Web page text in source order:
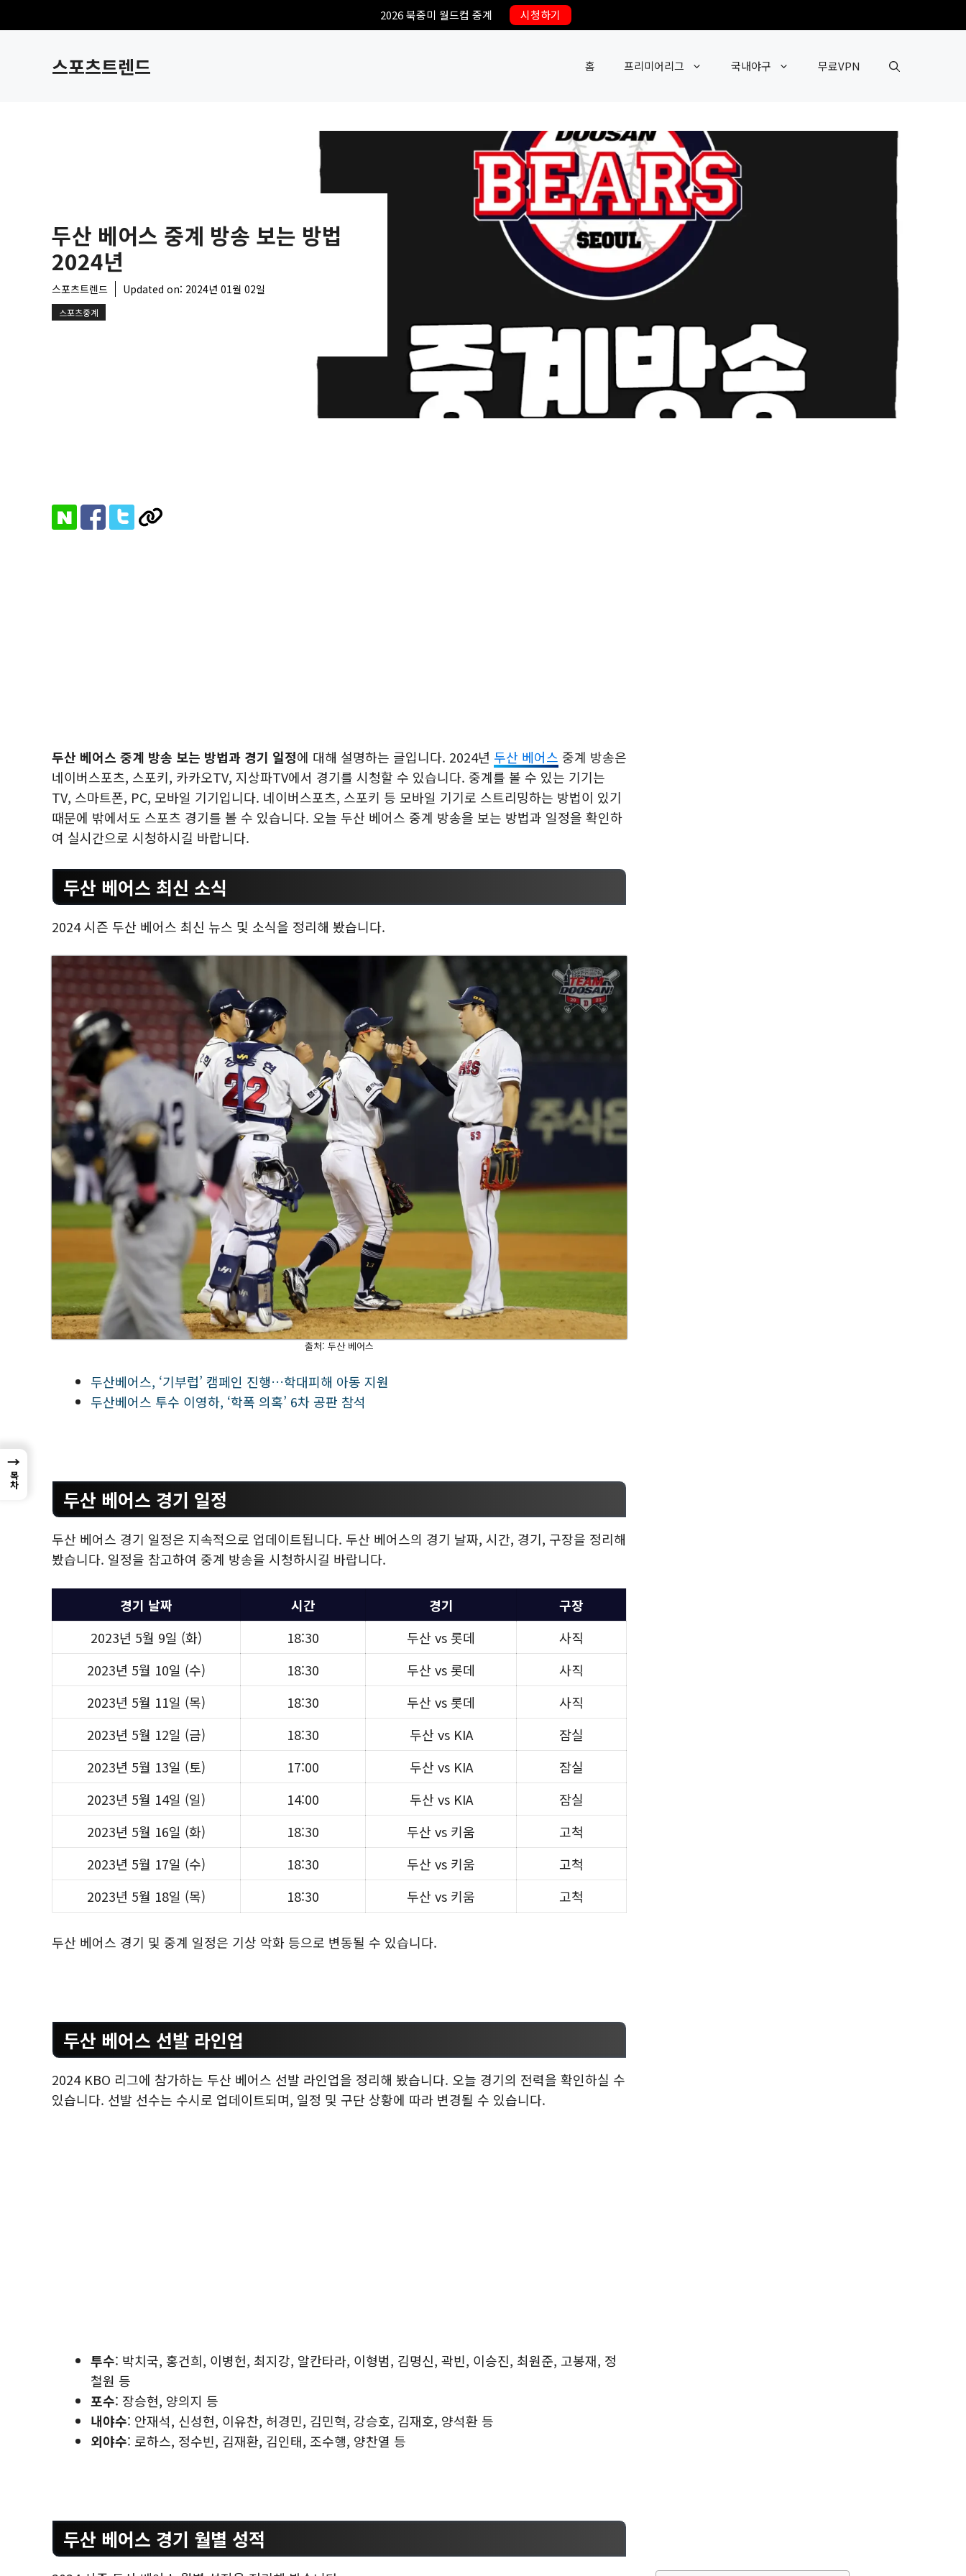
텐
2026 북중미 월드컵 중계 시청하기
스포츠트렌드 홈 프리미어리그 국내야구 무료VPN
두산 베어스 중계 방송 보는 방법
2024년
스포츠트렌드 Updated on: 2024년 01월 02일
스포츠중계
두산 베어스 중계 방송 보는 방법과 경기 일정에 대해 설명하는 글입니다. 2024년 두산 베어스 중계 방송은
네이버스포츠, 스포키, 카카오TV, 지상파TV에서 경기를 시청할 수 있습니다. 중계를 볼 수 있는 기기는
TV, 스마트폰, PC, 모바일 기기입니다. 네이버스포츠, 스포키 등 모바일 기기로 스트리밍하는 방법이 있기
때문에 밖에서도 스포츠 경기를 볼 수 있습니다. 오늘 두산 베어스 중계 방송을 보는 방법과 일정을 확인하
여 실시간으로 시청하시길 바랍니다.
두산 베어스 최신 소식
2024 시즌 두산 베어스 최신 뉴스 및 소식을 정리해 봤습니다.
출처: 두산 베어스
두산베어스, ‘기부럽’ 캠페인 진행…학대피해 아동 지원
두산베어스 투수 이영하, ‘학폭 의혹’ 6차 공판 참석
두산 베어스 경기 일정
두산 베어스 경기 일정은 지속적으로 업데이트됩니다. 두산 베어스의 경기 날짜, 시간, 경기, 구장을 정리해
봤습니다. 일정을 참고하여 중계 방송을 시청하시길 바랍니다.
경기 날짜 시간 경기
구장
2023년 5월 9일 (화)
18:30 두산 vs 롯데
사직
2023년 5월 10일 (수)
18:30 두산 vs 롯데
사직
2023년 5월 11일 (목)
18:30 두산 vs 롯데
사직
2023년 5월 12일 (금)
18:30 두산 vs KIA
잠실
2023년 5월 13일 (토)
17:00 두산 vs KIA
잠실
2023년 5월 14일 (일)
14:00 두산 vs KIA
잠실
2023년 5월 16일 (화)
18:30 두산 vs 키움
고척
2023년 5월 17일 (수)
18:30 두산 vs 키움
고척
2023년 5월 18일 (목)
18:30 두산 vs 키움 고척
두산 베어스 경기 및 중계 일정은 기상 악화 등으로 변동될 수 있습니다.
두산 베어스 선발 라인업
2024 KBO 리그에 참가하는 두산 베어스 선발 라인업을 정리해 봤습니다. 오늘 경기의 전력을 확인하실 수
있습니다. 선발 선수는 수시로 업데이트되며, 일정 및 구단 상황에 따라 변경될 수 있습니다.
투수: 박치국, 홍건희, 이병헌, 최지강, 알칸타라, 이형범, 김명신, 곽빈, 이승진, 최원준, 고봉재, 정
철원 등
포수: 장승현, 양의지 등
내야수: 안재석, 신성현, 이유찬, 허경민, 김민혁, 강승호, 김재호, 양석환 등
외야수: 로하스, 정수빈, 김재환, 김인태, 조수행, 양찬열 등
두산 베어스 경기 월별 성적
→
목차